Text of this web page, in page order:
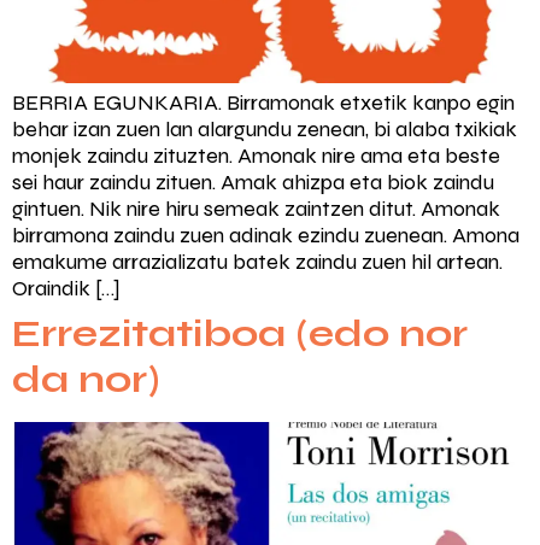
BERRIA EGUNKARIA. Birramonak etxetik kanpo egin
behar izan zuen lan alargundu zenean, bi alaba txikiak
monjek zaindu zituzten. Amonak nire ama eta beste
sei haur zaindu zituen. Amak ahizpa eta biok zaindu
gintuen. Nik nire hiru semeak zaintzen ditut. Amonak
birramona zaindu zuen adinak ezindu zuenean. Amona
emakume arrazializatu batek zaindu zuen hil artean.
Oraindik […]
Errezitatiboa (edo nor
da nor)